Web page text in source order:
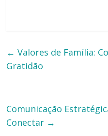
← Valores de Família:
Gratidão
Comunicação
Conectar →